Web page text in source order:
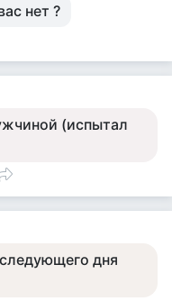
нет ?
(испытал
дня